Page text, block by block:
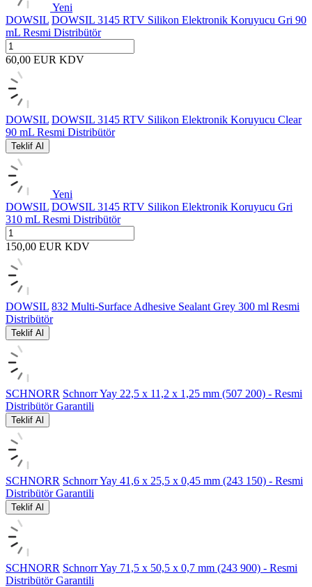
Yeni
DOWSIL DOWSIL 3145 RTV Silikon Elektronik Koruyucu Gri 90
mL Resmi Distribütör
60,00 EUR KDV
DOWSIL DOWSIL 3145 RTV Silikon Elektronik Koruyucu Clear
90 mL Resmi Distribütör
Teklif Al
Yeni
DOWSIL DOWSIL 3145 RTV Silikon Elektronik Koruyucu Gri
310 mL Resmi Distribütör
150,00 EUR KDV
DOWSIL 832 Multi-Surface Adhesive Sealant Grey 300 ml Resmi
Distribütör
Teklif Al
SCHNORR Schnorr Yay 22,5 x 11,2 x 1,25 mm (507 200) - Resmi
Distribütör Garantili
Teklif Al
SCHNORR Schnorr Yay 41,6 x 25,5 x 0,45 mm (243 150) - Resmi
Distribütör Garantili
Teklif Al
SCHNORR Schnorr Yay 71,5 x 50,5 x 0,7 mm (243 900) - Resmi
Distribütör Garantili